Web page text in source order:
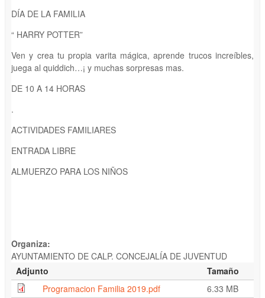
DÍA DE LA FAMILIA
“ HARRY POTTER”
Ven y crea tu propia varita mágica, aprende trucos increíbles,
juega al quiddich…¡ y muchas sorpresas mas.
DE 10 A 14 HORAS
.
ACTIVIDADES FAMILIARES
ENTRADA LIBRE
ALMUERZO PARA LOS NIÑOS
Organiza:
AYUNTAMIENTO DE CALP. CONCEJALÍA DE JUVENTUD
Adjunto
Tamaño
Programacion Familia 2019.pdf
6.33 MB